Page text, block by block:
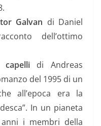
Galvan di Daniel
dell’ottimo
di Andreas
del 1995 di un
all’epoca era la
In un pianeta
i membri della